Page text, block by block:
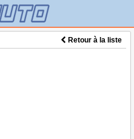
Retour à la liste